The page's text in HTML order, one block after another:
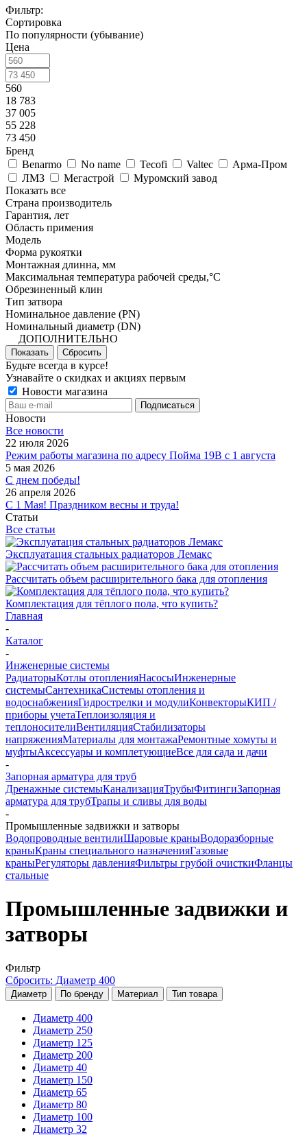
Фильтр:
Сортировка
По популярности (убывание)
Цена
560
18 783
37 005
55 228
73 450
Бренд
Benarmo
No name Tecofi Valtec
Арма-Пром
ЛМЗ
Мегастрой
Муромский завод
Показать все
Страна производитель
Гарантия, лет
Область примения
Модель
Форма рукоятки
Монтажная длинна, мм
Максимальная температура рабочей среды,°C
Обрезиненный клин
Тип затвора
Номинальное давление (PN)
Номинальный диаметр (DN)
ДОПОЛНИТЕЛЬНО
Показать Сбросить
Будьте всегда в курсе!
Узнавайте о скидках и акциях первым
Новости магазина
Новости
Все новости
22 июля 2026
Режим работы магазина по адресу Пойма 19В с 1 августа
5 мая 2026
С днем победы!
26 апреля 2026
С 1 Мая! Праздником весны и труда!
Статьи
Все статьи
Эксплуатация стальных радиаторов Лемакс
Рассчитать объем расширительного бака для отопления
Комплектация для тёплого пола, что купить?
Главная
-
Каталог
-
Инженерные системы
РадиаторыКотлы отопленияНасосыИнженерные
системыСантехникаСистемы отопления и
водоснабженияГидрострелки и модулиКонвекторыКИП /
приборы учетаТеплоизоляция и
теплоносителиВентиляцияСтабилизаторы
напряженияМатериалы для монтажаРемонтные хомуты и
муфтыАксессуары и комплетующиеВсе для сада и дачи
-
Запорная арматура для труб
Дренажные системыКанализацияТрубыФитингиЗапорная
арматура для трубТрапы и сливы для воды
-
Промышленные задвижки и затворы
Водопроводные вентилиШаровые краныВодоразборные
краныКраны специального назначенияГазовые
краныРегуляторы давленияФильтры грубой очисткиФланцы
стальные
Промышленные задвижки и
затворы
Фильтр
Сбросить: Диаметр 400
Диаметр По бренду Материал Тип товара
Диаметр 400
Диаметр 250
Диаметр 125
Диаметр 200
Диаметр 40
Диаметр 150
Диаметр 65
Диаметр 80
Диаметр 100
Диаметр 32